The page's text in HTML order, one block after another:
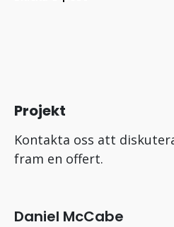
Projekt
Kontakta oss att
fram en offert.
Daniel McCabe